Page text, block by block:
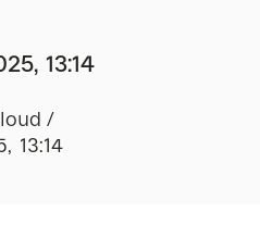
13:14
13:14